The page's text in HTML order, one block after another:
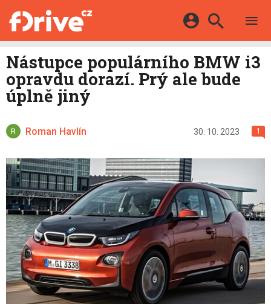
KATALOG
MAPA STANIC
VIDEA
DALŠÍ
HYBRIDY
E-MOTORSPORT
OSTATNÍ
Facebook Google
Nástupce populárního BMW i3
opravdu dorazí. Prý ale bude
úplně jiný
Roman Havlín 30. 10. 2023 1